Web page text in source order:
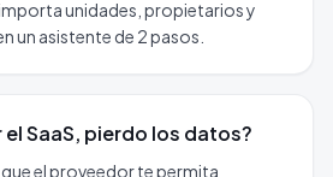
unidades, propietarios y
un asistente de 2 pasos.
el SaaS, pierdo los datos?
el proveedor te permita